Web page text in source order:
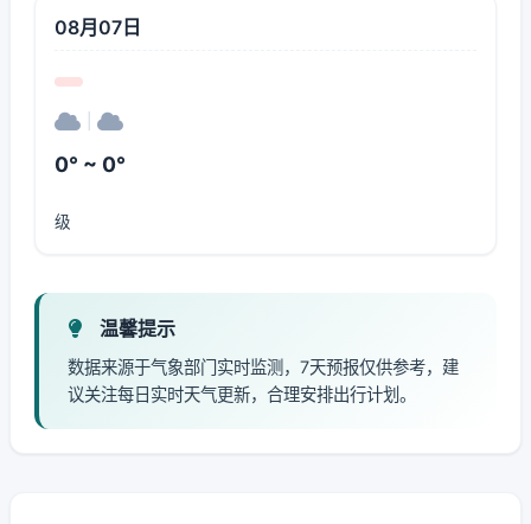
08月07日
0° ~ 0°
级
温馨提示
数据来源于气象部门实时监测，7天预报仅供参考，建
议关注每日实时天气更新，合理安排出行计划。